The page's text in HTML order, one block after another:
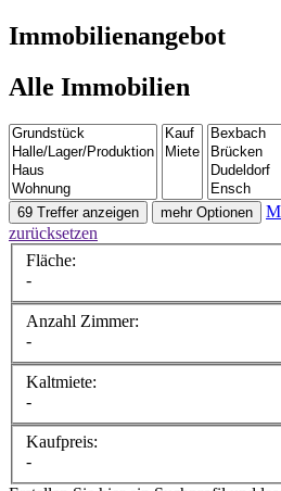
Immobilien­angebot
Alle Immobilien
69 Treffer anzeigen mehr Optionen
zurücksetzen
Fläche:
-
Anzahl Zimmer:
-
Kaltmiete:
-
Kaufpreis:
-